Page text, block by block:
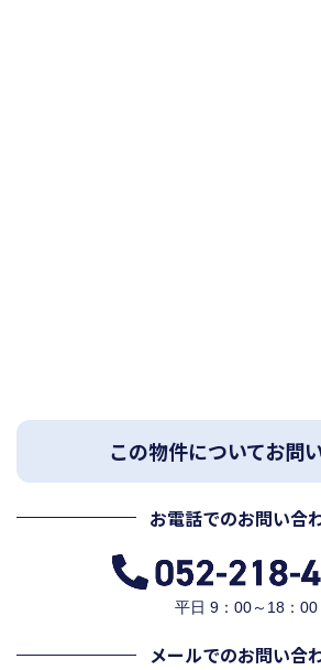
この物件についてお問
お電話でのお問い合
平日 9：00～18：00
メールでのお問い合